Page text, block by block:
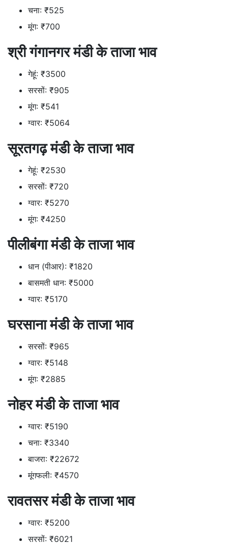
चना: ₹525
मूंग: ₹700
श्री गंगानगर मंडी के ताजा भाव
गेहूं: ₹3500
सरसों: ₹905
मूंग: ₹541
ग्वार: ₹5064
सूरतगढ़ मंडी के ताजा भाव
गेहूं: ₹2530
सरसों: ₹720
ग्वार: ₹5270
मूंग: ₹4250
पीलीबंगा मंडी के ताजा भाव
धान (पीआर): ₹1820
बासमती धान: ₹5000
ग्वार: ₹5170
घरसाना मंडी के ताजा भाव
सरसों: ₹965
ग्वार: ₹5148
मूंग: ₹2885
नोहर मंडी के ताजा भाव
ग्वार: ₹5190
चना: ₹3340
बाजरा: ₹22672
मूंगफली: ₹4570
रावतसर मंडी के ताजा भाव
ग्वार: ₹5200
सरसों: ₹6021